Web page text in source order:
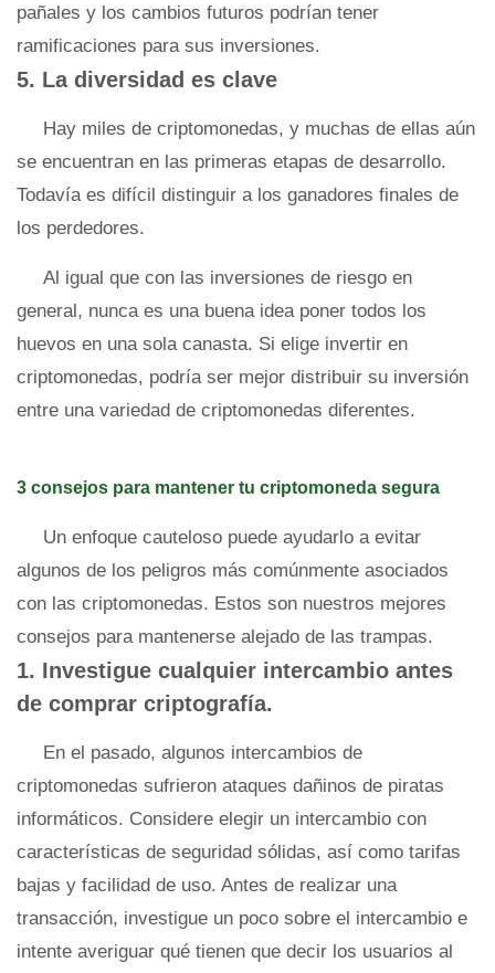
pañales y los cambios futuros podrían tener
ramificaciones para sus inversiones.
5. La diversidad es clave
Hay miles de criptomonedas, y muchas de ellas aún
se encuentran en las primeras etapas de desarrollo.
Todavía es difícil distinguir a los ganadores finales de
los perdedores.
Al igual que con las inversiones de riesgo en
general, nunca es una buena idea poner todos los
huevos en una sola canasta. Si elige invertir en
criptomonedas, podría ser mejor distribuir su inversión
entre una variedad de criptomonedas diferentes.
3 consejos para mantener tu criptomoneda segura
Un enfoque cauteloso puede ayudarlo a evitar
algunos de los peligros más comúnmente asociados
con las criptomonedas. Estos son nuestros mejores
consejos para mantenerse alejado de las trampas.
1. Investigue cualquier intercambio antes
de comprar criptografía.
En el pasado, algunos intercambios de
criptomonedas sufrieron ataques dañinos de piratas
informáticos. Considere elegir un intercambio con
características de seguridad sólidas, así como tarifas
bajas y facilidad de uso. Antes de realizar una
transacción, investigue un poco sobre el intercambio e
intente averiguar qué tienen que decir los usuarios al